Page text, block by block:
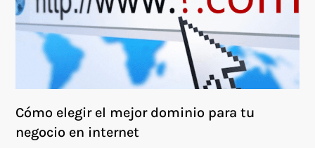
Cómo elegir el mejor dominio para tu
negocio en internet